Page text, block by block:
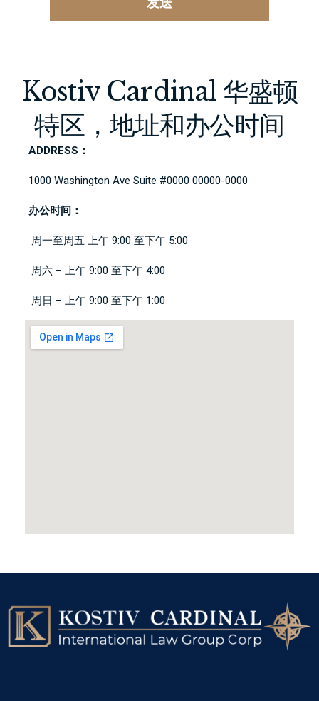
Kostiv Cardinal 华盛顿
特区，地址和办公时间
ADDRESS：
1000 Washington Ave Suite #0000 00000-0000
办公时间：
周一至周五 上午 9:00 至下午 5:00
周六 – 上午 9:00 至下午 4:00
周日 – 上午 9:00 至下午 1:00